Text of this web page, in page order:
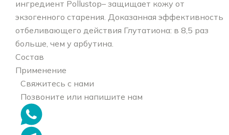
ингредиент Pollustop– защищает кожу от
экзогенного старения. Доказанная эффективность
отбеливающего действия Глутатиона: в 8,5 раз
больше, чем у арбутина.
Состав
Применение
Свяжитесь с нами
Позвоните или напишите нам